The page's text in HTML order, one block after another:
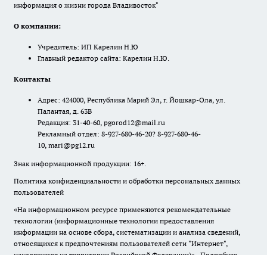
информация о жизни города Владивосток"
О компании:
Учредитель: ИП Карелин Н.Ю
Главный редактор сайта: Карелин Н.Ю.
Контакты
Адрес: 424000, Республика Марий Эл, г. Йошкар-Ола, ул.
Палантая, д. 63В
Редакция: 31-40-60, pgorod12@mail.ru
Рекламный отдел: 8-927-680-46-20? 8-927-680-46-
10, mari@pg12.ru
Знак информационной продукции: 16+.
Политика конфиденциальности и обработки персональных данных
пользователей
«На информационном ресурсе применяются рекомендательные
технологии (информационные технологии предоставления
информации на основе сбора, систематизации и анализа сведений,
относящихся к предпочтениям пользователей сети "Интернет",